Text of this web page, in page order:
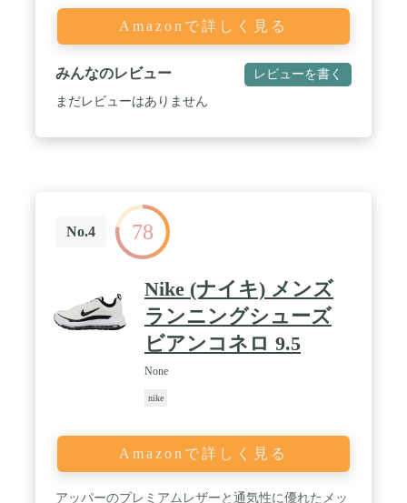
Amazonで詳しく見る
みんなのレビュー レビューを書く
まだレビューはありません
No.4 78
Nike (ナイキ) メンズ
ランニングシューズ
ビアンコネロ 9.5
None
nike
Amazonで詳しく見る
アッパーのプレミアムレザーと通気性に優れたメッ